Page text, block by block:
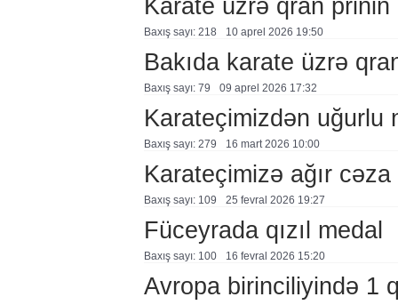
Karate üzrə qran prinin
Baxış sayı: 218 10 aprel 2026 19:50
Bakıda karate üzrə
Baxış sayı: 79 09 aprel 2026 17:32
Karateçimizdən uğurlu
Baxış sayı: 279 16 mart 2026 10:00
Karateçimizə ağır cəza
Baxış sayı: 109 25 fevral 2026 19:27
Füceyrada qızıl medal
Baxış sayı: 100 16 fevral 2026 15:20
Avropa birinciliyində 1